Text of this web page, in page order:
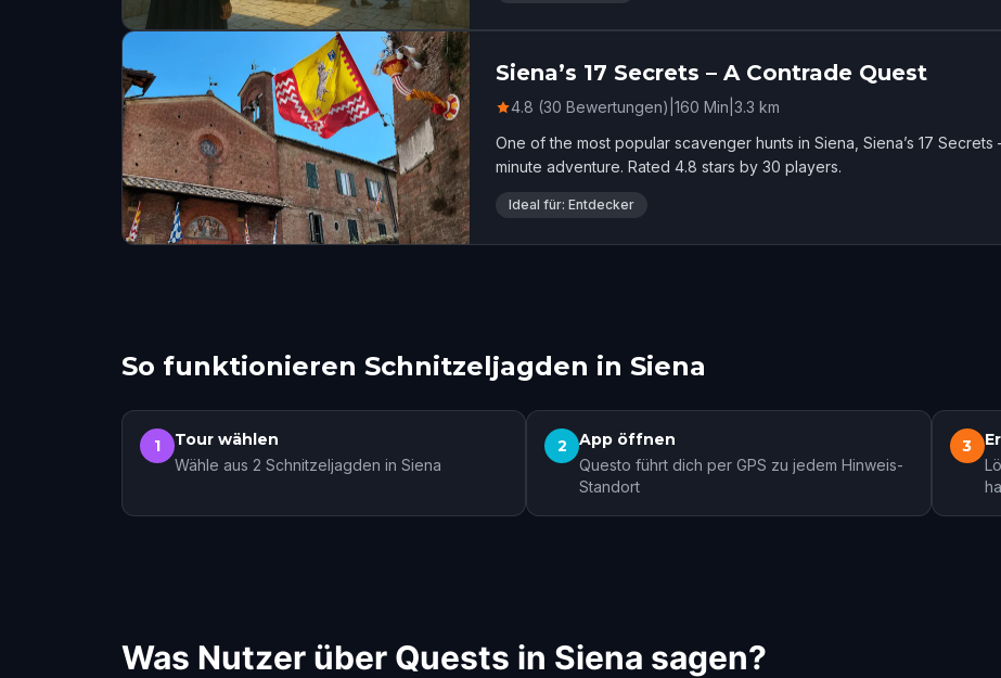
Siena’s 17 Secrets – A Contrade Quest
4.8 (30 Bewertungen) 160 Min 3.3 km
One of the most popular scavenger hunts in Siena, Siena’s 17
minute adventure. Rated 4.8 stars by 30 players.
Ideal für: Entdecker
So funktionieren Schnitzeljagden in Siena
1 Tour wählen
Wähle aus 2 Schnitzeljagden in Siena
2 App öffnen
Questo führt dich per GPS zu jedem Hinweis-
Standort
3
Was Nutzer über Quests in Siena sagen?